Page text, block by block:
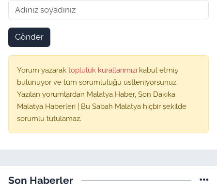
Gönder
Yorum yazarak topluluk kurallarımızı kabul etmiş
bulunuyor ve tüm sorumluluğu üstleniyorsunuz.
Yazılan yorumlardan Malatya Haber, Son Dakika
Malatya Haberleri | Bu Sabah Malatya hiçbir şekilde
sorumlu tutulamaz.
Son Haberler